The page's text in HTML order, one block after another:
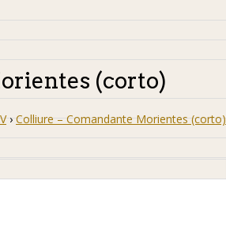
(corto)
› Colliure – Comandante Morientes (corto)